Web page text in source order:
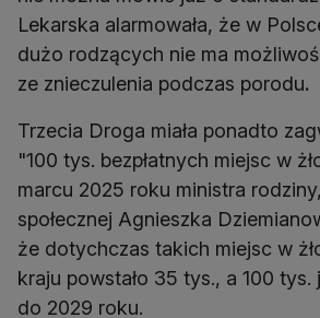
Lekarska alarmowała, że w
dużo rodzących nie ma
ze znieczulenia podczas porodu.
Trzecia Droga miała ponadto
"100 tys. bezpłatnych miejsc w
marcu 2025 roku ministra
społecznej Agnieszka
że dotychczas takich miejsc w
kraju powstało 35 tys., a 100 tys.
do 2029 roku.